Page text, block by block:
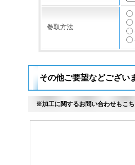
巻取方法
その他ご要望などござい
※加工に関するお問い合わせもこ